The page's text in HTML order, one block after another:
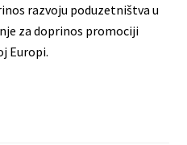
razvoju poduzetništva u
za doprinos promociji
Europi.